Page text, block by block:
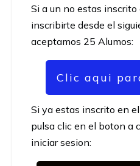
Si a un no estas inscrito
inscribirte desde el
aceptamos 25 Alumos:
Clic aqui
Si ya estas inscrito en
pulsa clic en el boton a
iniciar sesion: